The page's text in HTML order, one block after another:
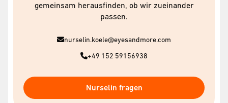
gemeinsam herausfinden, ob wir zueinander
passen.
nurselin.koele@eyesandmore.com
+49 152 59156938
Nurselin fragen